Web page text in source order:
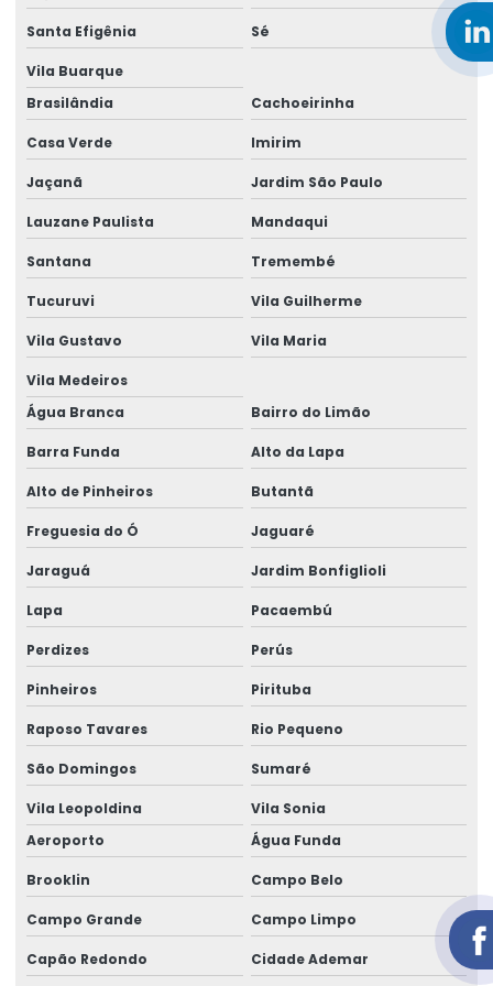
Aluguel de gerador para festa
Aluguel de gerador para festa em salvador
Aluguel gerador grande em salvador
Aluguel de gerador industrial
Aluguel de gerador industrial em salvador
Aluguel de gerador para obra
Aluguel de gerador para obra em salvador
Aluguel de gerador pequeno
Aluguel de gerador pequeno preço
Aluguel de gerador pequeno valor
Aluguel de gerador preço diária
Aluguel de gerador quanto custa
Aluguel de gerador em salvador
Aluguel de gerador trifásico
Aluguel de gerador trifásico em salvador
Aluguel de geradores de energia telefone
Aluguel de geradores para eventos
Aluguel de geradores para eventos valores
Santa Efigênia Sé
Vila Buarque
Brasilândia
Cachoeirinha
Casa Verde Imirim
Jaçanã Jardim São Paulo
Lauzane Paulista Mandaqui
Santana Tremembé
Tucuruvi Vila Guilherme
Vila Gustavo Vila Maria
Vila Medeiros
Água Branca
Bairro do Limão
Barra Funda Alto da Lapa
Alto de Pinheiros Butantã
Freguesia do Ó Jaguaré
Jaraguá Jardim Bonfiglioli
Lapa Pacaembú
Perdizes Perús
Pinheiros Pirituba
Raposo Tavares Rio Pequeno
São Domingos Sumaré
Vila Leopoldina
Vila Sonia
Aeroporto
Água Funda
Brooklin Campo Belo
Campo Grande Campo Limpo
Capão Redondo Cidade Ademar